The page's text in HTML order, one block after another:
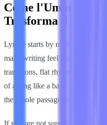
Come
Trasforma il Testo
Lynote starts by reading your
make writing feel machine-
transitions, flat rhythm, low
of acting like a basic
the whole passage sounds and
If you are not sure whether you